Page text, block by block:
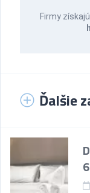
Firmy
Ďalšie